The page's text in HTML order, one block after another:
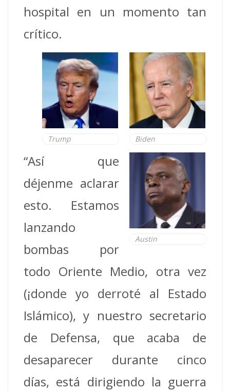
hospital en un momento tan
crítico.
Biden
Trump
Austin
“Así que
déjenme aclarar
esto. Estamos
lanzando
bombas por
todo Oriente Medio, otra vez
(¡donde yo derroté al Estado
Islámico), y nuestro secretario
de Defensa, que acaba de
desaparecer durante cinco
días, está dirigiendo la guerra